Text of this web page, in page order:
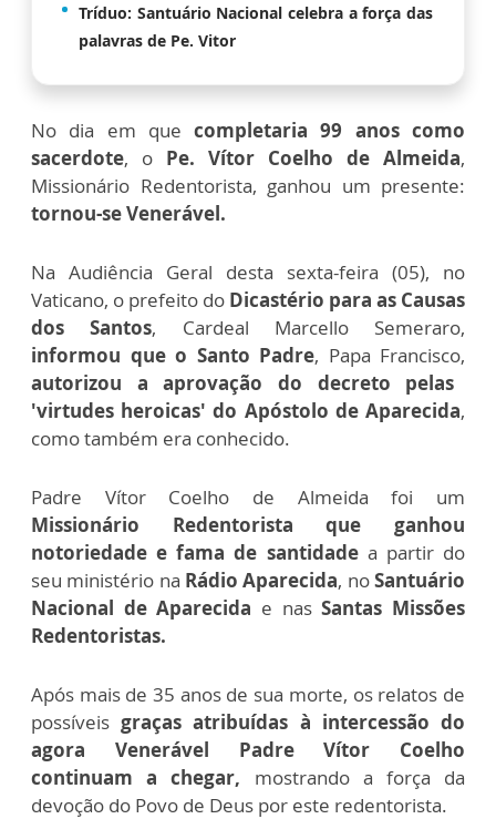
Tríduo: Santuário Nacional celebra a força das
palavras de Pe. Vitor
No dia em que completaria 99 anos como
sacerdote, o Pe. Vítor Coelho de Almeida,
Missionário Redentorista, ganhou um presente:
tornou-se Venerável.
Na Audiência Geral desta sexta-feira (05), no
Vaticano, o prefeito do Dicastério para as Causas
dos Santos, Cardeal Marcello Semeraro,
informou que o Santo Padre, Papa Francisco,
autorizou a aprovação do decreto pelas
'virtudes heroicas' do Apóstolo de Aparecida,
como também era conhecido.
Padre Vítor Coelho de Almeida foi um
Missionário Redentorista que ganhou
notoriedade e fama de santidade a partir do
seu ministério na Rádio Aparecida, noSantuário
Nacional de Aparecida e nasSantas Missões
Redentoristas.
Após mais de 35 anos de sua morte, os relatos de
possíveisgraças atribuídas à intercessão do
agora Venerável Padre Vítor Coelho
continuam a chegar, mostrando a força da
devoção do Povo de Deus por este redentorista.